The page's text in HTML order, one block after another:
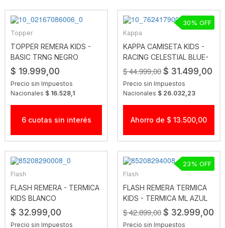
Topper
TOPPER REMERA KIDS -
BASIC TRNG NEGRO
$ 19.999,00
Precio sin Impuestos
Nacionales $ 16.528,1
6 cuotas sin interés
Kappa
KAPPA CAMISETA KIDS -
RACING CELESTIAL BLUE-
WHITE
$ 44.999,00 $ 31.499,00
Precio sin Impuestos
Nacionales $ 26.032,23
30
Ahorro de $ 13.500,00
Flash
FLASH REMERA - TERMICA
KIDS BLANCO
$ 32.999,00
Precio sin Impuestos
Flash
FLASH REMERA TERMICA
KIDS - TERMICA ML AZUL
$ 42.899,00 $ 32.999,00
Precio sin Impuestos
23